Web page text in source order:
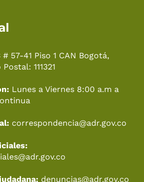
g
r
m
b
e
t
r
d
# 57-41 Piso 1 CAN Bogotá,
111321
Lunes a Viernes 8:00 a.m a
correspondencia@adr.gov.co
denuncias@adr.gov.co